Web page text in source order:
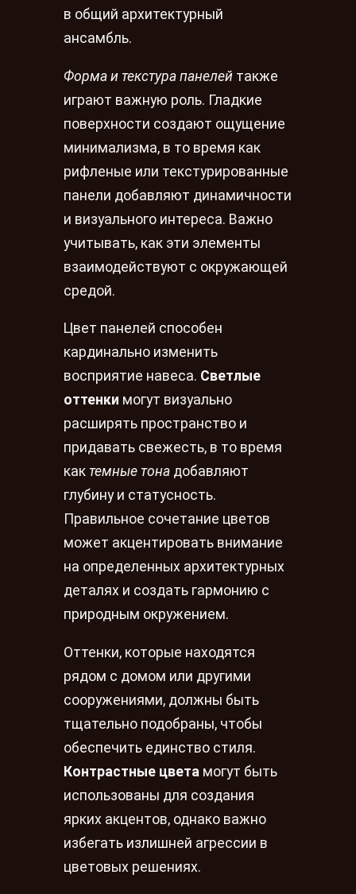
в общий архитектурный
ансамбль.
Форма и текстура панелей также
играют важную роль. Гладкие
поверхности создают ощущение
минимализма, в то время как
рифленые или текстурированные
панели добавляют динамичности
и визуального интереса. Важно
учитывать, как эти элементы
взаимодействуют с окружающей
средой.
Цвет панелей способен
кардинально изменить
восприятие навеса. Светлые
оттенки могут визуально
расширять пространство и
придавать свежесть, в то время
как темные тона добавляют
глубину и статусность.
Правильное сочетание цветов
может акцентировать внимание
на определенных архитектурных
деталях и создать гармонию с
природным окружением.
Оттенки, которые находятся
рядом с домом или другими
сооружениями, должны быть
тщательно подобраны, чтобы
обеспечить единство стиля.
Контрастные цвета могут быть
использованы для создания
ярких акцентов, однако важно
избегать излишней агрессии в
цветовых решениях.